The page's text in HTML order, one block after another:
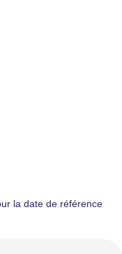
la date de référence